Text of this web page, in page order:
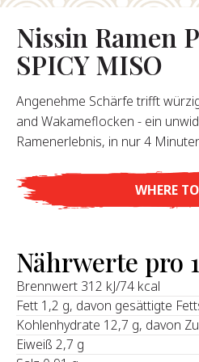
Uns
Gründer
Geschichte
Values
Nissin Ramen
SPICY MISO
Angenehme Schärfe trifft
and Wakameflocken - ein
Ramenerlebnis, in nur 4
WHERE
Nährwerte pro
Brennwert 312 kJ/74 kcal
Fett 1,2 g, davon gesättigte
Kohlenhydrate 12,7 g, davon
Eiweiß 2,7 g